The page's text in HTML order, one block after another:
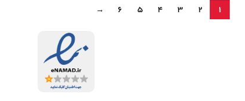
۱ ۲ ۳ ۴ ۵ ۶ →